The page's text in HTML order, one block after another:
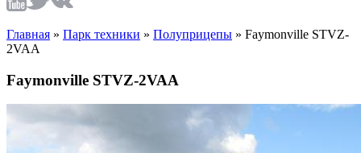
Главная » Парк техники » Полуприцепы » Faymonville STVZ-
2VAA
Faymonville STVZ-2VAA